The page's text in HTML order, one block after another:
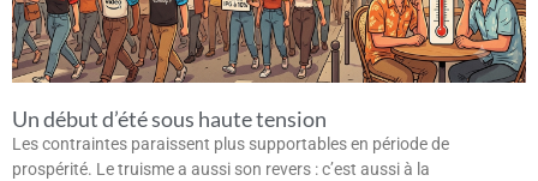
Un début d’été sous haute tension
Les contraintes paraissent plus supportables en période de
prospérité. Le truisme a aussi son revers : c’est aussi à la